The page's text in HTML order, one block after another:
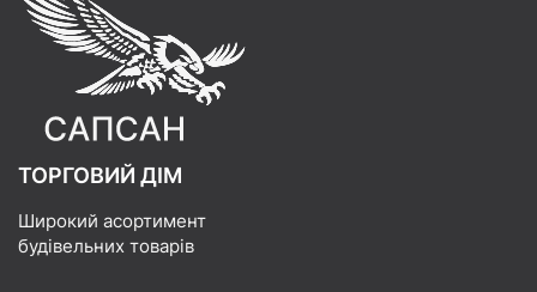
ТОРГОВИЙ ДІМ
Широкий асортимент
будівельних товарів